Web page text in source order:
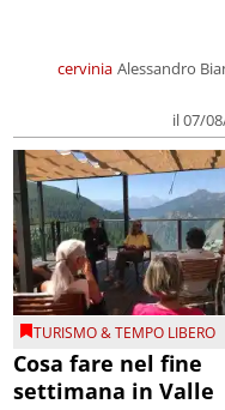
cervinia Alessandro
il 07/
TURISMO & TEMPO LIBERO
Cosa fare nel fine
settimana in Valle